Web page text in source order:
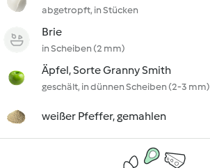
abgetropft, in Stücken
Brie
in Scheiben (2 mm)
Äpfel, Sorte Granny Smith
geschält, in dünnen Scheiben (2-3 mm)
weißer Pfeffer, gemahlen